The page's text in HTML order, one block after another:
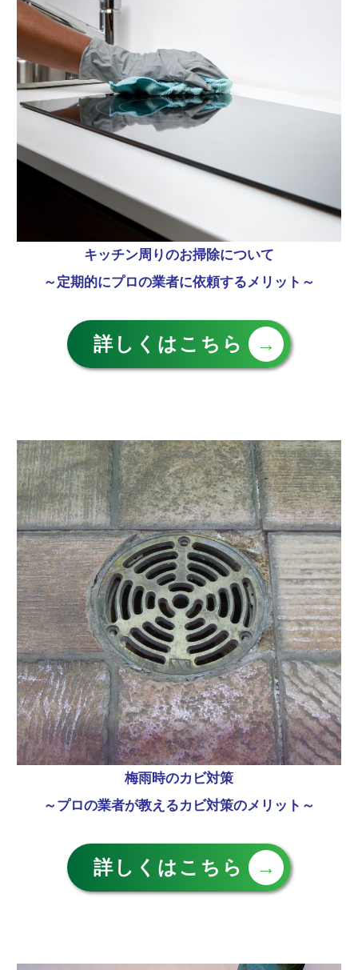
キッチン周りのお掃除について
～定期的にプロの業者に依頼するメリット～
詳しくはこちら→
梅雨時のカビ対策
～プロの業者が教えるカビ対策のメリット～
詳しくはこちら→